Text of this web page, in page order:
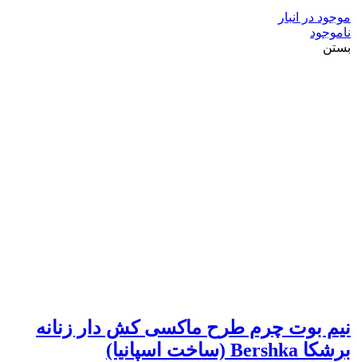
موجود در انبار
ناموجود
بستن
نیم بوت چرم طرح ماکسی کش دار زنانه
برشکا Bershka (ساخت اسپانیا)